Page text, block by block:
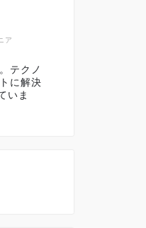
ア
テクノ
に解決
いま